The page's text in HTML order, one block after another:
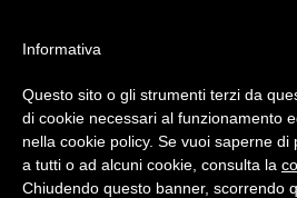
#WIS22
Home
Forum
WIS_2016_2 copia
Informativa
Questo sito o gli strumenti terzi da
di cookie necessari al funzionamento
nella cookie policy. Se vuoi saperne
a tutti o ad alcuni cookie, consulta la
Chiudendo questo banner, scorrendo